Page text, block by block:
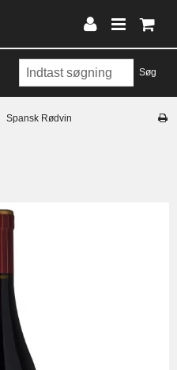
Søg
Spansk Rødvin